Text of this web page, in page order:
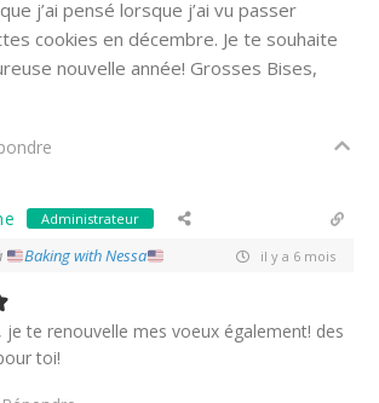
j’ai pensé lorsque j’ai vu passer
cookies en décembre. Je te souhaite
nouvelle année! Grosses Bises,
Administrateur
Baking with Nessa il y a 6 mois
je te renouvelle mes voeux également! des
toi!